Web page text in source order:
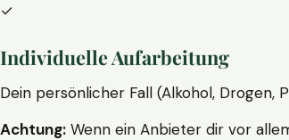
✓
Individuelle Aufarbeitung
Dein persönlicher Fall (Alkohol,
Achtung: Wenn ein Anbieter dir vor